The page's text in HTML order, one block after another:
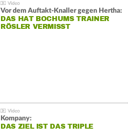
Vor dem Auftakt-Knaller gegen Hertha:
DAS HAT BOCHUMS TRAINER
RÖSLER VERMISST
Kompany:
DAS ZIEL IST DAS TRIPLE